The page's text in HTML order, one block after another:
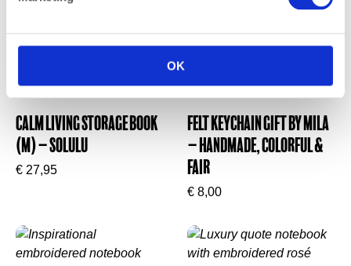
OK
precies dat. Of je het cadeau geeft of voor jezelf
Calm Living Storage Book
(M) – Solulu
€ 27,95
Felt keychain gift by Mila
– handmade, colorful &
fair
€ 8,00